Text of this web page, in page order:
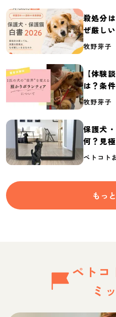
殺処分
ぜ厳し
体の実
牧野芽子
【体験
は？条
介
牧野芽子
保護犬
何？見
要なも
ペトコト
もっ
ペトコ
ミ